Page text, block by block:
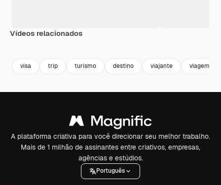
Vídeos relacionados
visa trip turismo destino viajante viagem
A plataforma criativa para você direcionar seu melhor trabalho.
Mais de 1 milhão de assinantes entre criativos, empresas,
agências e estúdios.
Português